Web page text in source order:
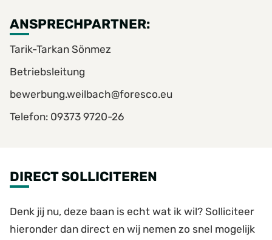
ANSPRECHPARTNER:
Tarik-Tarkan Sönmez
Betriebsleitung
bewerbung.weilbach@foresco.eu
Telefon: 09373 9720-26
DIRECT SOLLICITEREN
Denk jij nu, deze baan is echt wat ik wil? Solliciteer
hieronder dan direct en wij nemen zo snel mogelijk